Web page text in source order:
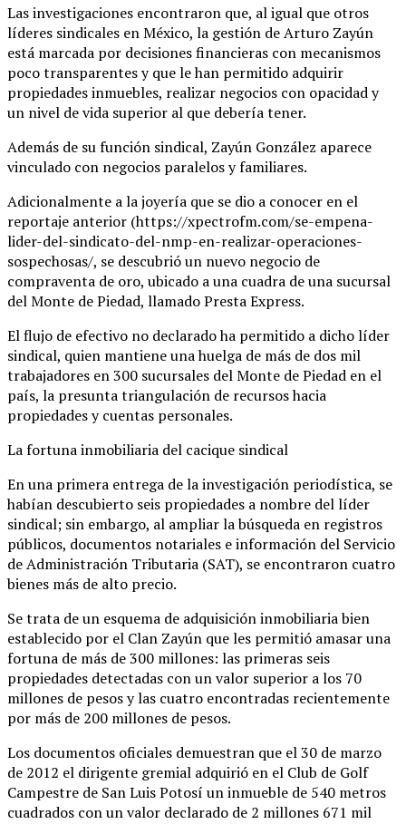
Las investigaciones encontraron que, al igual que otros
líderes sindicales en México, la gestión de Arturo Zayún
está marcada por decisiones financieras con mecanismos
poco transparentes y que le han permitido adquirir
propiedades inmuebles, realizar negocios con opacidad y
un nivel de vida superior al que debería tener.
Además de su función sindical, Zayún González aparece
vinculado con negocios paralelos y familiares.
Adicionalmente a la joyería que se dio a conocer en el
reportaje anterior (https://xpectrofm.com/se-empena-
lider-del-sindicato-del-nmp-en-realizar-operaciones-
sospechosas/, se descubrió un nuevo negocio de
compraventa de oro, ubicado a una cuadra de una sucursal
del Monte de Piedad, llamado Presta Express.
El flujo de efectivo no declarado ha permitido a dicho líder
sindical, quien mantiene una huelga de más de dos mil
trabajadores en 300 sucursales del Monte de Piedad en el
país, la presunta triangulación de recursos hacia
propiedades y cuentas personales.
La fortuna inmobiliaria del cacique sindical
En una primera entrega de la investigación periodística, se
habían descubierto seis propiedades a nombre del líder
sindical; sin embargo, al ampliar la búsqueda en registros
públicos, documentos notariales e información del Servicio
de Administración Tributaria (SAT), se encontraron cuatro
bienes más de alto precio.
Se trata de un esquema de adquisición inmobiliaria bien
establecido por el Clan Zayún que les permitió amasar una
fortuna de más de 300 millones: las primeras seis
propiedades detectadas con un valor superior a los 70
millones de pesos y las cuatro encontradas recientemente
por más de 200 millones de pesos.
Los documentos oficiales demuestran que el 30 de marzo
de 2012 el dirigente gremial adquirió en el Club de Golf
Campestre de San Luis Potosí un inmueble de 540 metros
cuadrados con un valor declarado de 2 millones 671 mil